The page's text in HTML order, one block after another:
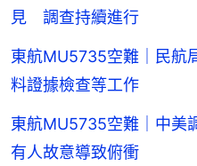
見 調查持續進行
東航MU5735空難｜民航
料證據檢查等工作
東航MU5735空難｜中美
有人故意導致俯衝